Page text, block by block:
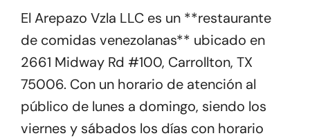
El Arepazo Vzla LLC es un **restaurante
de comidas venezolanas** ubicado en
2661 Midway Rd #100, Carrollton, TX
75006. Con un horario de atención al
público de lunes a domingo, siendo los
viernes y sábados los días con horario